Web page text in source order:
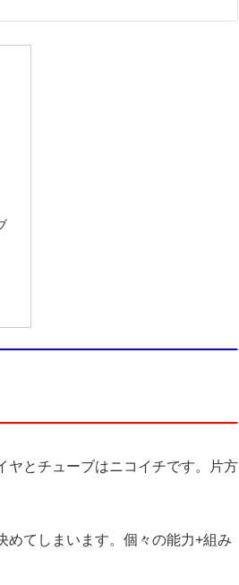
ヤとチューブはニコイチです。片方
めてしまいます。個々の能力+組み